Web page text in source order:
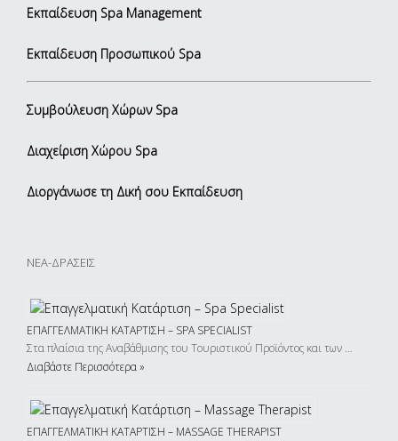
Εκπαίδευση Spa Management
Εκπαίδευση Προσωπικού Spa
Συμβούλευση Χώρων Spa
Διαχείριση Χώρου Spa
Διοργάνωσε τη Δική σου Εκπαίδευση
ΝΕΑ-ΔΡΑΣΕΙΣ
ΕΠΑΓΓΕΛΜΑΤΙΚΉ ΚΑΤΆΡΤΙΣΗ – SPA SPECIALIST
Στα πλαίσια της Αναβάθμισης του Τουριστικού Προϊόντος και των …
Διαβάστε Περισσότερα »
ΕΠΑΓΓΕΛΜΑΤΙΚΉ ΚΑΤΆΡΤΙΣΗ – MASSAGE THERAPIST